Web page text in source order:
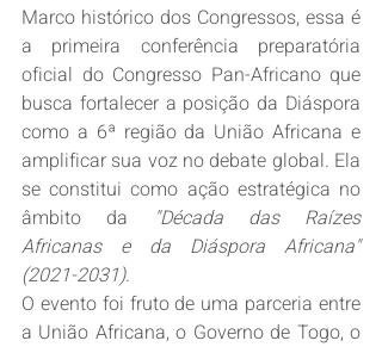
Marco histórico dos Congressos, essa é
a primeira conferência preparatória
oficial do Congresso Pan-Africano que
busca fortalecer a posição da Diáspora
como a 6ª região da União Africana e
amplificar sua voz no debate global. Ela
se constitui como ação estratégica no
âmbito da
"Década das Raízes
Africanas e da Diáspora Africana"
(2021-2031).
O evento foi fruto de uma parceria entre
a União Africana, o Governo de Togo, o